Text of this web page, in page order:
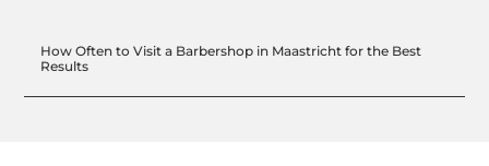
How Often to Visit a Barbershop in Maastricht for the Best
Results